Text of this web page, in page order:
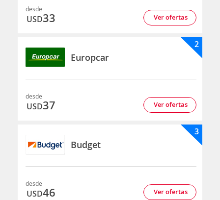
desde
USD33 Ver ofertas
Europcar
2
desde
USD37 Ver ofertas
Budget
3
desde
USD46 Ver ofertas